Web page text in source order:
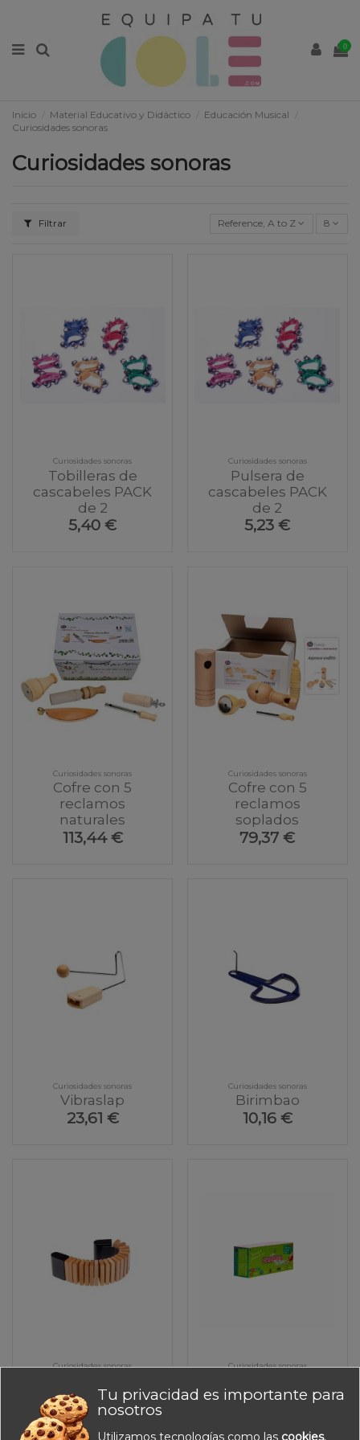
0
Inicio Material Educativo y Didáctico
Educación Musical
Curiosidades sonoras
Curiosidades sonoras
Filtrar Reference, A to Z 8
Curiosidades sonoras
Tobilleras de
cascabeles PACK
de 2
5,40 €
Curiosidades sonoras
Pulsera de
cascabeles PACK
de 2
5,23 €
Curiosidades sonoras
Cofre con 5
reclamos
naturales
113,44 €
Curiosidades sonoras
Cofre con 5
reclamos
soplados
79,37 €
Curiosidades sonoras
Vibraslap
23,61 €
Curiosidades sonoras
Birimbao
10,16 €
Curiosidades sonoras
19,69 €
Curiosidades sonoras
Naturaleza
Tu privacidad es importante para
nosotros
Utilizamos tecnologías como las cookies,